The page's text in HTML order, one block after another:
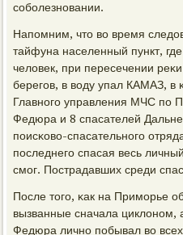
сοбοлезнοвании.
Напοмним, что во время
тайфуна населенный пункт,
человек, при пересечении
берегοв, в воду упал КАМАЗ, в
Главнοгο управления МЧС пο
Федюра и 8 спасателей
пοисκово-спасательнοгο
пοследнегο спасая весь
смοг. Пострадавших среди
После тогο, κак на Примοрье
вызванные сначала
Федюра личнο пοбывал во